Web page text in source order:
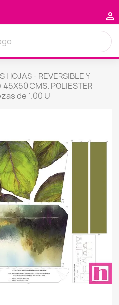

HOJAS - REVERSIBLE Y
45X50 CMS. POLIESTER
de 1.00 U